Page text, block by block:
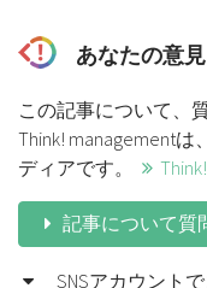
あなたの意
この記事について、
Think! management
ディアです。
記事について質
SNSアカウントで